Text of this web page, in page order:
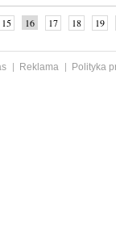
15 16 17 18
19
Reklama
Polityka